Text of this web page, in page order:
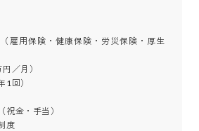
雇用保険・健康保険・労災保険・厚生
／月）
1回）
祝金・手当）
度